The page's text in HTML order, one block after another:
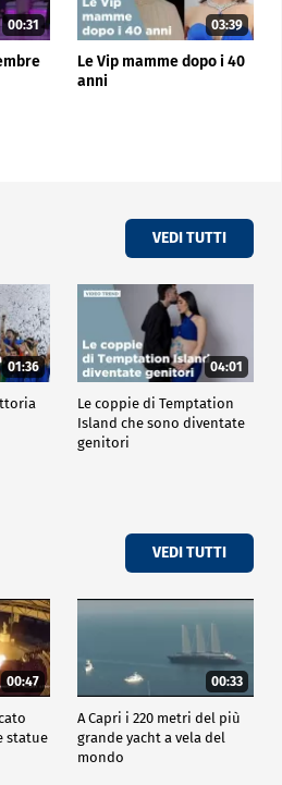
00:31 03:39
Le Vip mamme dopo i 40
anni
VEDI TUTTI
01:36 04:01
Le coppie di Temptation
Island che sono diventate
genitori
VEDI TUTTI
00:47
statue
00:33
A Capri i 220 metri del più
grande yacht a vela del
mondo